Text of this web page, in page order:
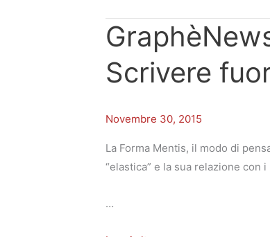
Scrivere
Novembre 30, 2015
La Forma Mentis, il modo di
“elastica” e la sua relazione con
…
GraphèNews
2-
2015:
Pensare
Scrivere
GraphèNews
2-
2015:
Pensare
Scrivere